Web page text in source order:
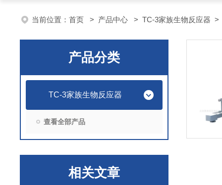
当前位置： 首页 > 产品中心 > TC-3家族生物反应器
产品分类
TC-3家族生物反应器
查看全部产品
相关文章